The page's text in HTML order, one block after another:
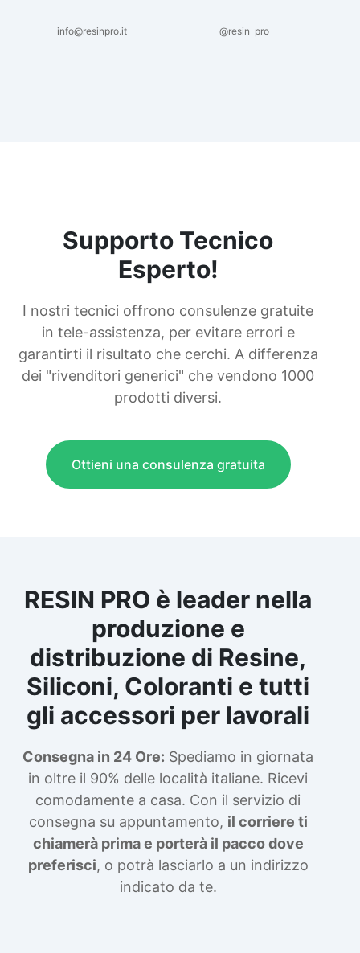
info@resinpro.it @resin_pro
Supporto Tecnico
Esperto!
I nostri tecnici offrono consulenze gratuite
in tele-assistenza, per evitare errori e
garantirti il risultato che cerchi. A differenza
dei "rivenditori generici" che vendono 1000
prodotti diversi.
Ottieni una consulenza gratuita
RESIN PRO è leader nella
produzione e
distribuzione di Resine,
Siliconi, Coloranti e tutti
gli accessori per lavorali
Consegna in 24 Ore: Spediamo in giornata
in oltre il 90% delle località italiane. Ricevi
comodamente a casa. Con il servizio di
consegna su appuntamento, il corriere ti
chiamerà prima e porterà il pacco dove
preferisci, o potrà lasciarlo a un indirizzo
indicato da te.